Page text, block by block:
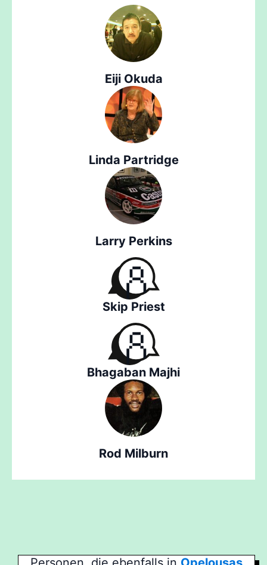
Eiji Okuda
Linda Partridge
Larry Perkins
Skip Priest
Bhagaban Majhi
Rod Milburn